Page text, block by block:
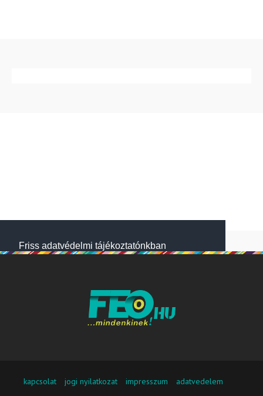
Friss adatvédelmi tájékoztatónkban
használunk a jobb működésért. A Website
NetSolution Média Zrt. 2018 május 25.
napjától hatályos adatkezelési tájékoztatóját
kapcsolat jogi nyilatkozat impresszum adatvedelem